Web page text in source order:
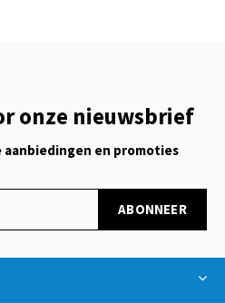
onze nieuwsbrief
en promoties
ABONNEER